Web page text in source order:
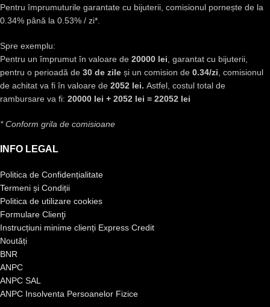
Pentru împrumuturile garantate cu bijuterii, comisionul pornește de la
0.34% până la 0.53% / zi*.
Spre exemplu:
Pentru un împrumut în valoare de 20000 lei , garantat cu bijuterii,
pentru o perioadă de 30 de zile și un comision de 0.34/zi , comisionul
de achitat va fi în valoare de 2052 lei. Astfel, costul total de
rambursare va fi: 20000 lei + 2052 lei = 22052 lei
* Conform grila de comisioane
INFO LEGAL
Politica de Confidențialitate
Termeni și Condiții
Politica de utilizare cookies
Formulare Clienţi
Instrucțiuni minime clienți Express Credit
Noutăți
BNR
ANPC
ANPC SAL
ANPC Insolventa Persoanelor Fizice